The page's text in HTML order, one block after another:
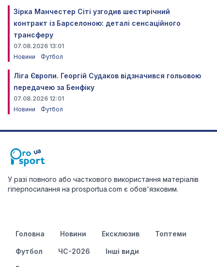
Зірка Манчестер Сіті узгодив шестирічний
контракт із Барселоною: деталі сенсаційного
трансферу
07.08.2026 13:01
Новини
Футбол
Ліга Європи. Георгій Судаков відзначився гольовою
передачею за Бенфіку
07.08.2026 12:01
Новини
Футбол
У разі повного або часткового використання матеріалів
гіперпосилання на prosportua.com є обов'язковим.
Головна Новини Ексклюзив Топтеми
Футбол ЧС-2026 Інші види